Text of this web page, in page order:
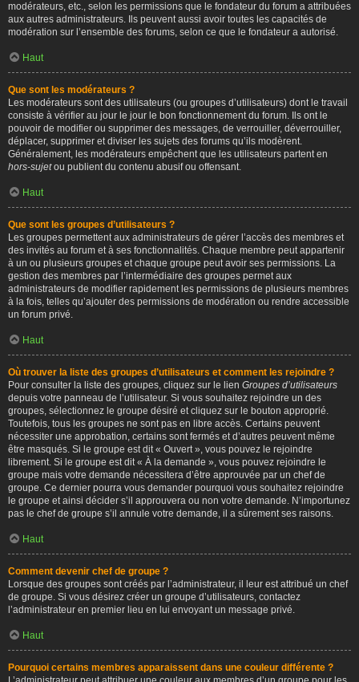
modérateurs, etc., selon les permissions que le fondateur du forum a attribuées
aux autres administrateurs. Ils peuvent aussi avoir toutes les capacités de
modération sur l’ensemble des forums, selon ce que le fondateur a autorisé.
Haut
Que sont les modérateurs ?
Les modérateurs sont des utilisateurs (ou groupes d’utilisateurs) dont le travail
consiste à vérifier au jour le jour le bon fonctionnement du forum. Ils ont le
pouvoir de modifier ou supprimer des messages, de verrouiller, déverrouiller,
déplacer, supprimer et diviser les sujets des forums qu’ils modèrent.
Généralement, les modérateurs empêchent que les utilisateurs partent en
hors-sujetou publient du contenu abusif ou offensant.
Haut
Que sont les groupes d’utilisateurs ?
Les groupes permettent aux administrateurs de gérer l’accès des membres et
des invités au forum et à ses fonctionnalités. Chaque membre peut appartenir
à un ou plusieurs groupes et chaque groupe peut avoir ses permissions. La
gestion des membres par l’intermédiaire des groupes permet aux
administrateurs de modifier rapidement les permissions de plusieurs membres
à la fois, telles qu’ajouter des permissions de modération ou rendre accessible
un forum privé.
Haut
Où trouver la liste des groupes d’utilisateurs et comment les rejoindre ?
Pour consulter la liste des groupes, cliquez sur le lien Groupes d’utilisateurs
depuis votre panneau de l’utilisateur. Si vous souhaitez rejoindre un des
groupes, sélectionnez le groupe désiré et cliquez sur le bouton approprié.
Toutefois, tous les groupes ne sont pas en libre accès. Certains peuvent
nécessiter une approbation, certains sont fermés et d’autres peuvent même
être masqués. Si le groupe est dit « Ouvert », vous pouvez le rejoindre
librement. Si le groupe est dit « À la demande », vous pouvez rejoindre le
groupe mais votre demande nécessitera d’être approuvée par un chef de
groupe. Ce dernier pourra vous demander pourquoi vous souhaitez rejoindre
le groupe et ainsi décider s’il approuvera ou non votre demande. N’importunez
pas le chef de groupe s’il annule votre demande, il a sûrement ses raisons.
Haut
Comment devenir chef de groupe ?
Lorsque des groupes sont créés par l’administrateur, il leur est attribué un chef
de groupe. Si vous désirez créer un groupe d’utilisateurs, contactez
l’administrateur en premier lieu en lui envoyant un message privé.
Haut
Pourquoi certains membres apparaissent dans une couleur différente ?